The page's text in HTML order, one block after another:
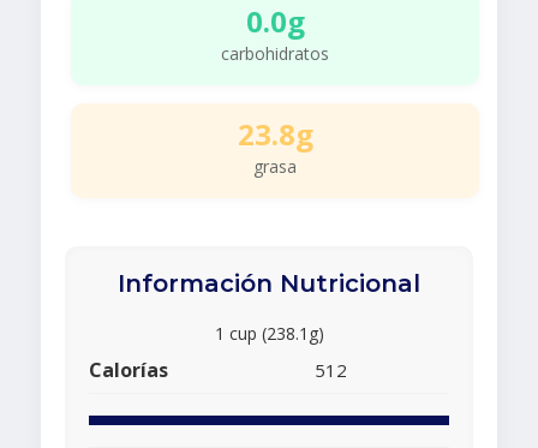
0.0g
carbohidratos
23.8g
grasa
Información Nutricional
1 cup (238.1g)
Calorías 512